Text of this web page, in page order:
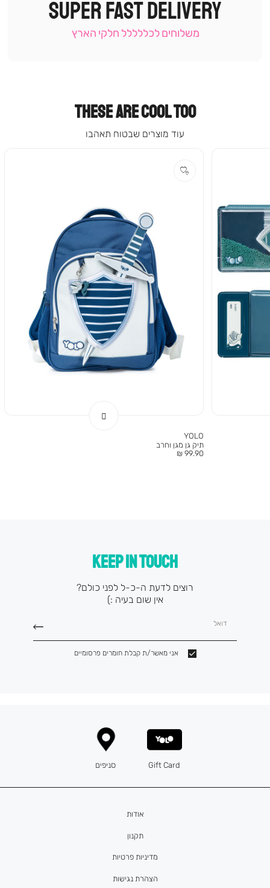
|
תומכי
-
SUPER FAST DELIVERY
משלוחים לכללללל חלקי הארץ
THESE ARE COOL TOO
עוד מוצרים שבטוח תאהבו
YOLO
תיק גן מגן וחרב
מחיר
99.90 ₪
KEEP IN TOUCH
רוצים לדעת ה-כ-ל לפני כולם?
אין שום בעיה :)
דואל
אני מאשר/ת קבלת חומרים פרסומיים
אודות
תקנון
מדיניות פרטיות
הצהרת נגישות
Gift Card סניפים